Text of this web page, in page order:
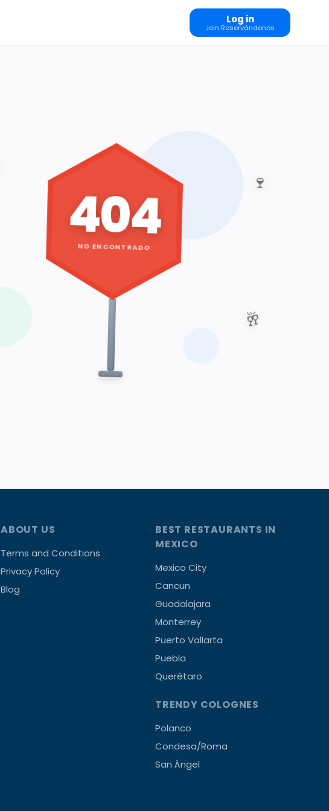
Log in
Join Reservándonos
🍷
🥂
404
NO ENCONTRADO
ABOUT US
Terms and Conditions
Privacy Policy
Blog
BEST RESTAURANTS IN
MEXICO
Mexico City
Cancun
Guadalajara
Monterrey
Puerto Vallarta
Puebla
Querétaro
TRENDY COLOGNES
Polanco
Condesa/Roma
San Ángel